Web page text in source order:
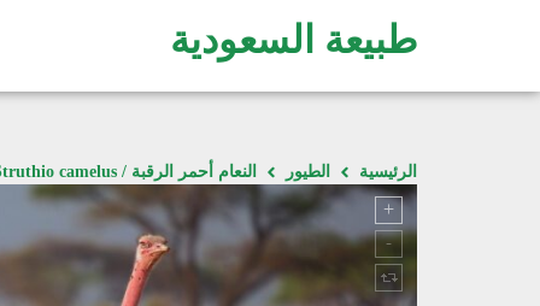
طبيعة السعودية
الرئيسية الطيور النعام أحمر الرقبة / Struthio camelus